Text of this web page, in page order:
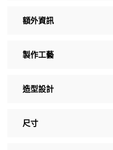
額外資訊
製作工藝
造型設計
尺寸